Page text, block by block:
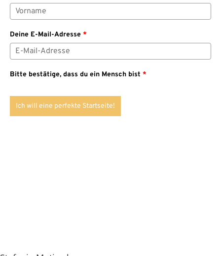
Deine E-Mail-Adresse *
Bitte bestätige, dass du ein Mensch bist *
Ich will eine perfekte Startseite!